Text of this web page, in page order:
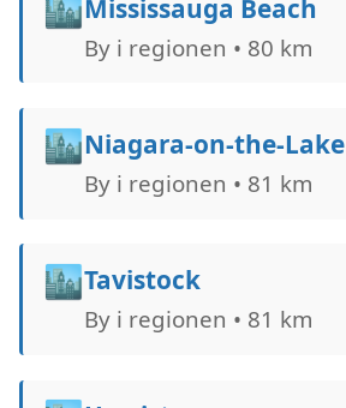
Mississauga Beach
By i regionen • 80 km
🏙️Niagara-on-the-Lake
By i regionen • 81 km
🏙️Tavistock
By i regionen • 81 km